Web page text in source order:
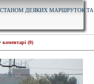
ДЕЯКИХ МАРШРУТОК ТА
коментарі (0)